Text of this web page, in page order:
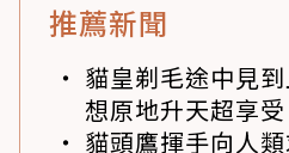
推薦新聞
貓皇剃毛途中見
想原地升天超享
貓頭鷹揮手向人